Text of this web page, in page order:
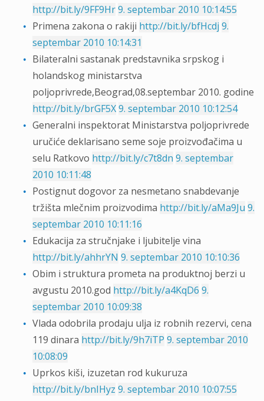
http://bit.ly/9FF9Hr9. septembar 2010 10:14:55
Primena zakona o rakiji http://bit.ly/bfHcdj 9.
septembar 2010 10:14:31
Bilateralni sastanak predstavnika srpskog i
holandskog ministarstva
poljoprivrede,Beograd,08.septembar 2010. godine
http://bit.ly/brGF5X9. septembar 2010 10:12:54
Generalni inspektorat Ministarstva poljoprivrede
uručiće deklarisano seme soje proizvođačima u
selu Ratkovo http://bit.ly/c7t8dn 9. septembar
2010 10:11:48
Postignut dogovor za nesmetano snabdevanje
tržišta mlečnim proizvodima http://bit.ly/aMa9Ju 9.
septembar 2010 10:11:16
Edukacija za stručnjake i ljubitelje vina
http://bit.ly/ahhrYN 9. septembar 2010 10:10:36
Obim i struktura prometa na produktnoj berzi u
avgustu 2010.god http://bit.ly/a4KqD6 9.
septembar 2010 10:09:38
Vlada odobrila prodaju ulja iz robnih rezervi, cena
119 dinara http://bit.ly/9h7iTP 9. septembar 2010
10:08:09
Uprkos kiši, izuzetan rod kukuruza
http://bit.ly/bnIHyz 9. septembar 2010 10:07:55